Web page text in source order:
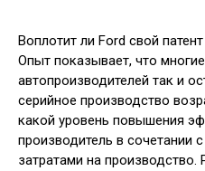
Воплотит ли Ford свой
Опыт показывает, что
автопроизводителей так и
серийное производство
какой уровень повышения
производитель в
затратами на производство.